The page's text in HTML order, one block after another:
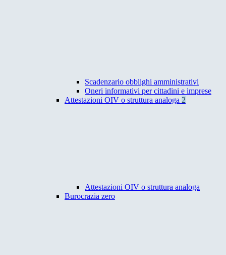
Scadenzario obblighi amministrativi
Oneri informativi per cittadini e imprese
Attestazioni OIV o struttura analoga 2
Attestazioni OIV o struttura analoga
Burocrazia zero